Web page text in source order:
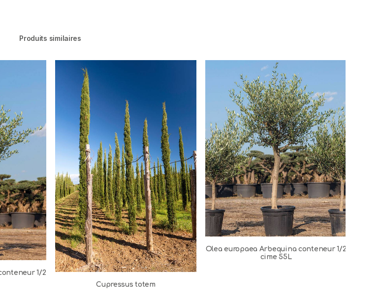
Produits similaires
1/2
Cupressus totem
Olea europaea Arbequina conteneur 1/2
cime 55L